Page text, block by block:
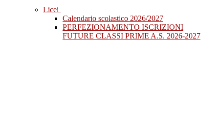
Licei
Calendario scolastico 2026/2027
PERFEZIONAMENTO ISCRIZIONI
FUTURE CLASSI PRIME A.S. 2026-2027